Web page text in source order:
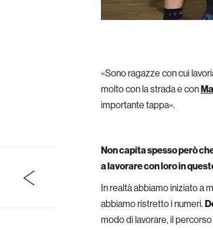
«Sono ragazze con cui
molto con la strada e con
importante tappa».
Non capita spesso però
a lavorare con loro in
In realtà abbiamo iniziato a
abbiamo ristretto i numeri.
modo di lavorare, il